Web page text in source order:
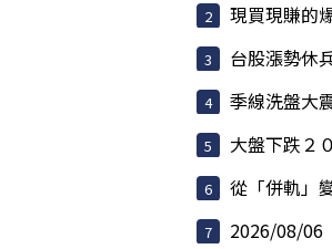
現買現賺的爆發力！
台股漲勢休兵、一度
季線洗盤大震盪！光
大盤下跌２００點
從「併軌」變升空！
2026/08/06 《跳空